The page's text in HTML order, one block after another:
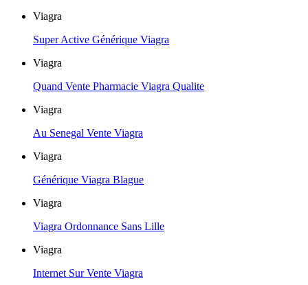
Viagra
Super Active Générique Viagra
Viagra
Quand Vente Pharmacie Viagra Qualite
Viagra
Au Senegal Vente Viagra
Viagra
Générique Viagra Blague
Viagra
Viagra Ordonnance Sans Lille
Viagra
Internet Sur Vente Viagra